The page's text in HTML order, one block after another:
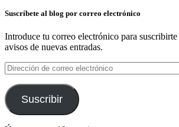
Suscríbete al blog por correo electrónico
Introduce tu correo electrónico para
avisos de nuevas entradas.
Dirección
de
correo
electrónico
Suscribir